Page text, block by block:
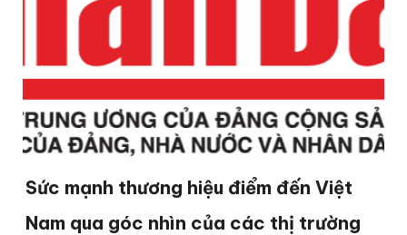
Sức mạnh thương hiệu điểm đến Việt
Nam qua góc nhìn của các thị trường